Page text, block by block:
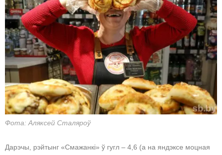
Фота: Аляксей Сталяроў
Дарэчы, рэйтынг «Смажанкі» ў гугл – 4,6 (а на яндэксе моцная